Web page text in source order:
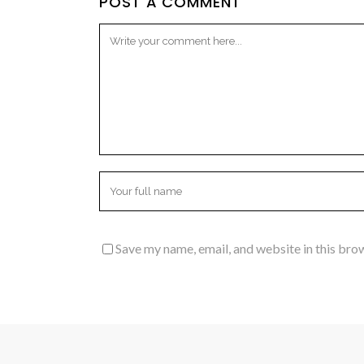
Save my name, email, and website in this